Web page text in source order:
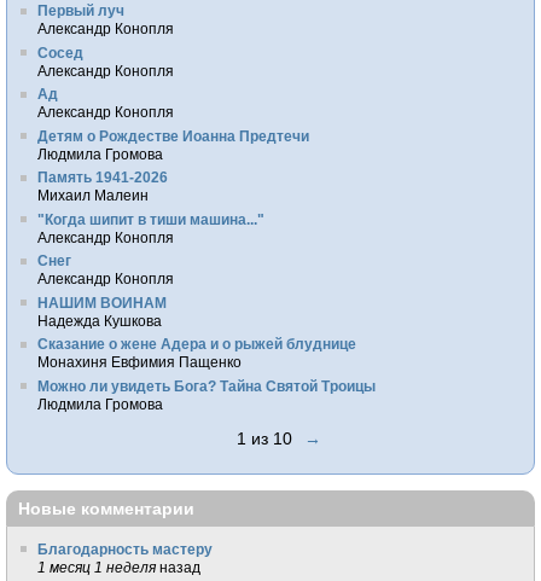
Первый луч
Александр Конопля
Сосед
Александр Конопля
Ад
Александр Конопля
Детям о Рождестве Иоанна Предтечи
Людмила Громова
Память 1941-2026
Михаил Малеин
"Когда шипит в тиши машина..."
Александр Конопля
Снег
Александр Конопля
НАШИМ ВОИНАМ
Надежда Кушкова
Сказание о жене Адера и о рыжей блуднице
Монахиня Евфимия Пащенко
Можно ли увидеть Бога? Тайна Святой Троицы
Людмила Громова
1 из 10 →
Новые комментарии
Благодарность мастеру
1 месяц 1 неделя назад